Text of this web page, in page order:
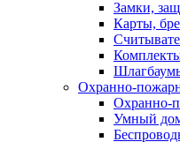
Замки,
Карты,
Охранно-
Охранно-
Умный